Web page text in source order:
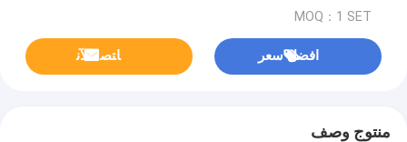
MOQ：1 SET
افضل سعر ﺎﺘﺼﻟ ﺍﻶﻧ
منتوج وصف